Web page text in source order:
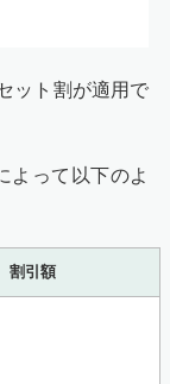
ット割が適用で
よって以下のよ
割引額